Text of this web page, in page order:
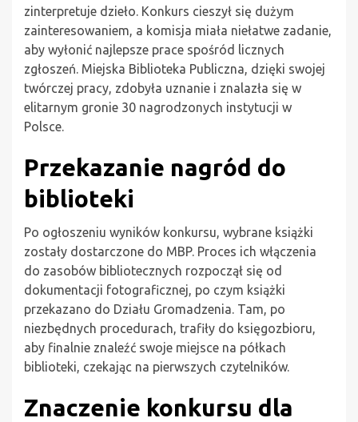
zinterpretuje dzieło. Konkurs cieszył się dużym
zainteresowaniem, a komisja miała niełatwe zadanie,
aby wyłonić najlepsze prace spośród licznych
zgłoszeń. Miejska Biblioteka Publiczna, dzięki swojej
twórczej pracy, zdobyła uznanie i znalazła się w
elitarnym gronie 30 nagrodzonych instytucji w
Polsce.
Przekazanie nagród do
biblioteki
Po ogłoszeniu wyników konkursu, wybrane książki
zostały dostarczone do MBP. Proces ich włączenia
do zasobów bibliotecznych rozpoczął się od
dokumentacji fotograficznej, po czym książki
przekazano do Działu Gromadzenia. Tam, po
niezbędnych procedurach, trafiły do księgozbioru,
aby finalnie znaleźć swoje miejsce na półkach
biblioteki, czekając na pierwszych czytelników.
Znaczenie konkursu dla